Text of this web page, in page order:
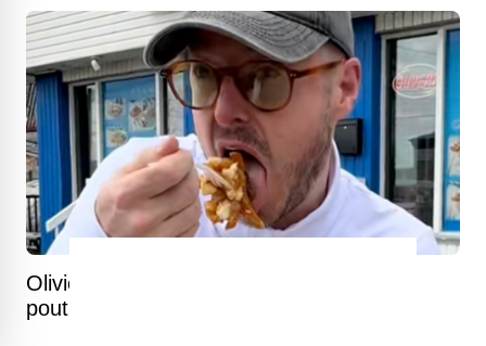
Olivier Primeau découvre une excellente
poutine à un prix presque imbattable